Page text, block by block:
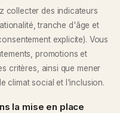
collecter des indicateurs
tranche d'âge et
explicite). Vous
promotions et
critères, ainsi que mener
climat social et l'inclusion.
la mise en place